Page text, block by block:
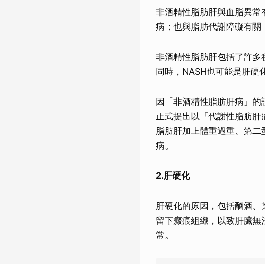
非酒精性脂肪肝與血脂異
病；也與脂肪代謝障礙有關
非酒精性脂肪肝包括了許多
同時，NASH也可能是肝硬
因「非酒精性脂肪肝病」
正式提出以「代謝性脂肪
脂肪肝加上體重過重、第
病。
2.肝硬化
肝硬化的原因，包括酗酒
留下瘢痕組織，以致肝臟
常。